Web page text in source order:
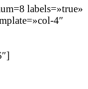
labels=»true»
4″